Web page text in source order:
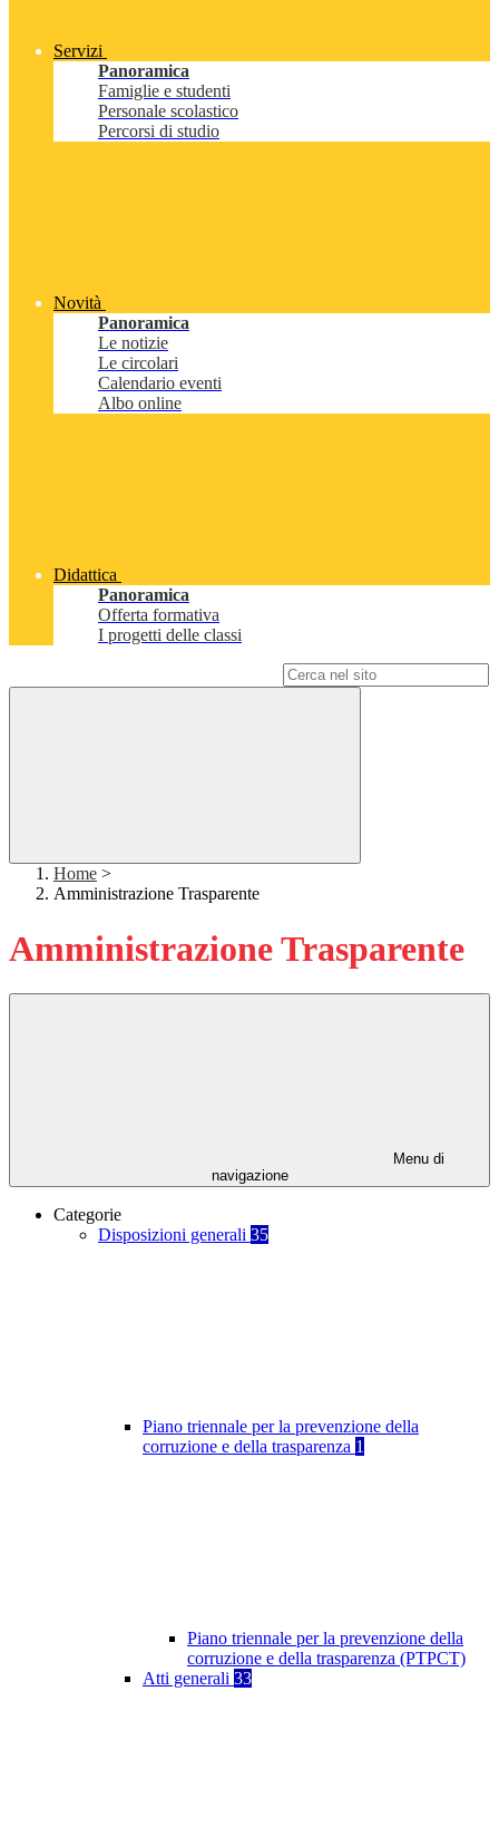
Servizi
Panoramica
Famiglie e studenti
Personale scolastico
Percorsi di studio
Novità
Panoramica
Le notizie
Le circolari
Calendario eventi
Albo online
Didattica
Panoramica
Offerta formativa
I progetti delle classi
Home >
Amministrazione Trasparente
Amministrazione Trasparente
Menu di
navigazione
Categorie
Disposizioni generali 35
Piano triennale per la prevenzione della
corruzione e della trasparenza 1
Piano triennale per la prevenzione della
corruzione e della trasparenza (PTPCT)
Atti generali 33